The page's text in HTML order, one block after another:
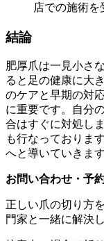
店での施術を
結論
肥厚爪は一見小さ
ると足の健康に大
のケアと早期の対
に重要です。自分
合はすぐに対処し
も行なっておりま
へと導いていきま
お問い合わせ・予
正しい爪の切り方
門家と一緒に解決